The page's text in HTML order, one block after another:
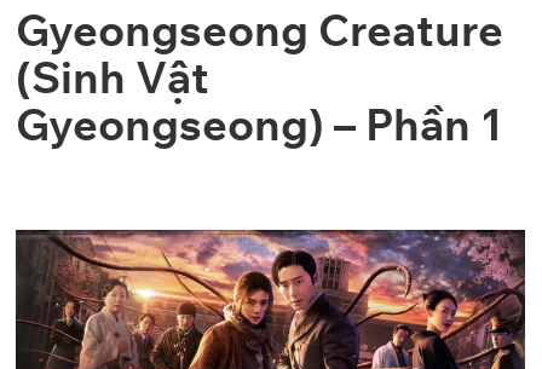
Gyeongseong Creature
(Sinh Vật
Gyeongseong) – Phần 1